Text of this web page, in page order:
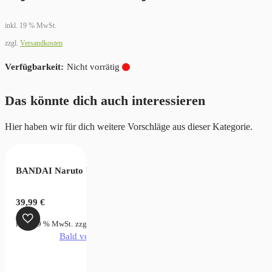
inkl. 19 % MwSt.
zzgl. Versandkosten
Nicht vorrätig
Das könnte dich auch interessieren
Hier haben wir für dich weitere Vorschläge aus dieser Kategorie.
BANDAI Naruto Uzumaki
39,99€
inkl. 19 % MwSt. zzgl.
Bald verfügbar